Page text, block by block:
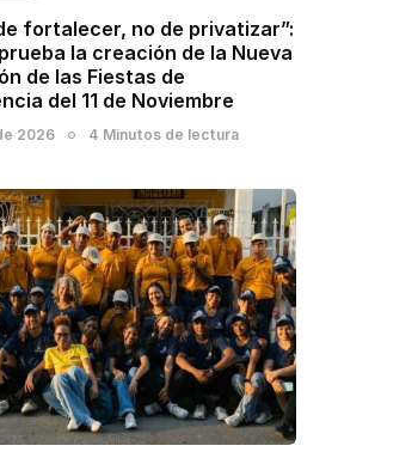
fortalecer, no de privatizar”:
la creación de la Nueva
de las Fiestas de
del 11 de Noviembre
2026 4 Minutos de lectura